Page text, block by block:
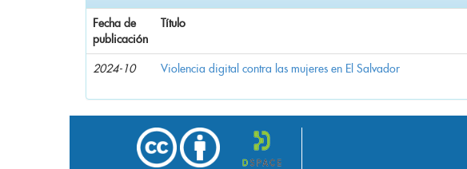
Fecha de
publicación
Título
2024-10 Violencia digital contra las mujeres en El Salvador